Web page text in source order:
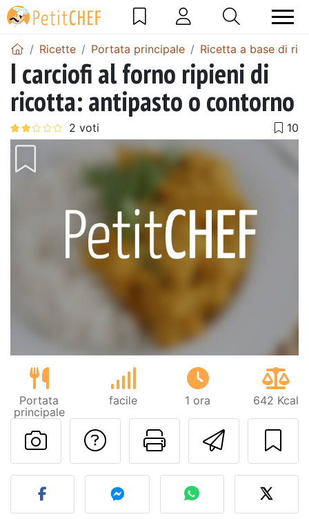
Ricette Portata principale Ricetta a base di
I carciofi al forno ripieni di
ricotta: antipasto o contorno
Portata
principale
facile 1 ora 642 Kcal
Invia
Stampa la
Contatta l'autore
Pubblica la foto di